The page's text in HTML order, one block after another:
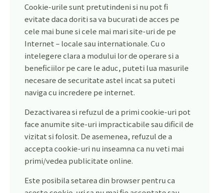
Cookie-urile sunt pretutindeni si nu pot fi
evitate daca doriti sa va bucurati de acces pe
cele mai bune si cele mai mari site-uri de pe
Internet – locale sau internationale. Cu o
intelegere clara a modului lor de operare si a
beneficiilor pe care le aduc, puteti lua masurile
necesare de securitate astel incat sa puteti
naviga cu incredere pe internet.
Dezactivarea si refuzul de a primi cookie-uri pot
face anumite site-uri impracticabile sau dificil de
vizitat si folosit. De asemenea, refuzul de a
accepta cookie-uri nu inseamna ca nu veti mai
primi/vedea publicitate online.
Este posibila setarea din browser pentru ca